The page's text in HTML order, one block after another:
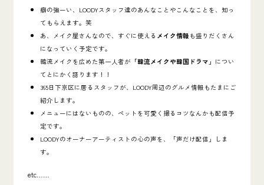
癖の強ーい、LOODYスタッフ達のあんなことやこんなことを、知っ
てもらえます。笑
あ、メイク屋さんなので、すぐに使える メイク情報 も盛りだくさん
になっていく予定です。
韓流メイクを広めた第一人者が 「韓流メイクや韓国ドラマ」 につい
てとにかく語ります！！
365日下京区に居るスタッフが、LOODY周辺のグルメ情報もたまにご
紹介します。
メニューにはないものの、ペットを可愛く撮るコツなんかも配信予
定です。
LOODYのオーナーアーティストの心の声を、「声だけ配信」しま
す。
etc……